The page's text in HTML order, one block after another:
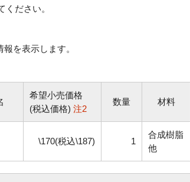
ださい。
を表示します。
希望小売価格
(税込価格) 注2
数量 材料
\170(税込\187) 1
合成樹脂
他